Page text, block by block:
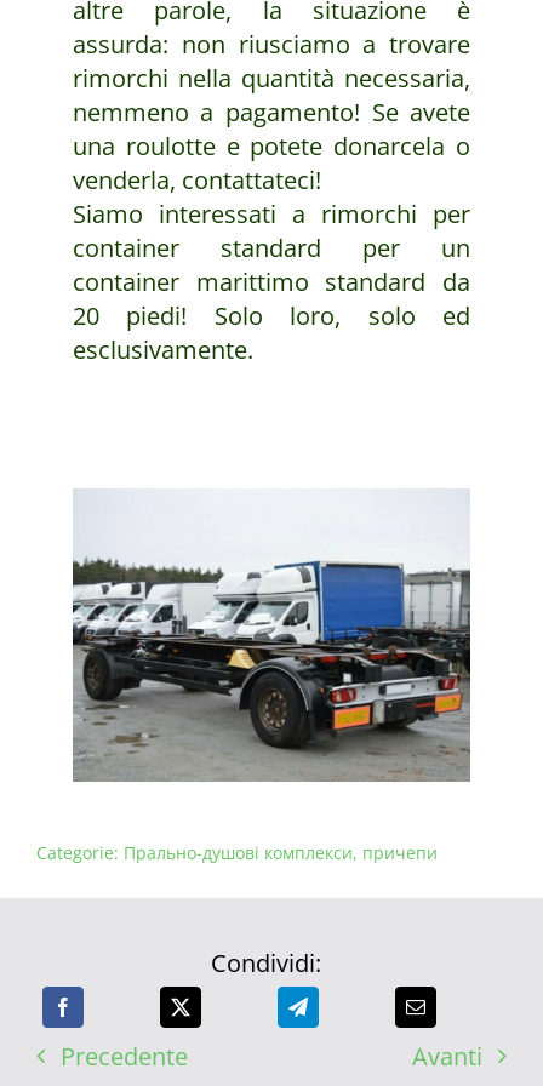
altre parole, la situazione è
assurda: non riusciamo a trovare
rimorchi nella quantità necessaria,
nemmeno a pagamento! Se avete
una roulotte e potete donarcela o
venderla, contattateci!
Siamo interessati a rimorchi per
container standard per un
container marittimo standard da
20 piedi! Solo loro, solo ed
esclusivamente.
Categorie: Прально-душові комплекси, причепи
Condividi:
Precedente Avanti